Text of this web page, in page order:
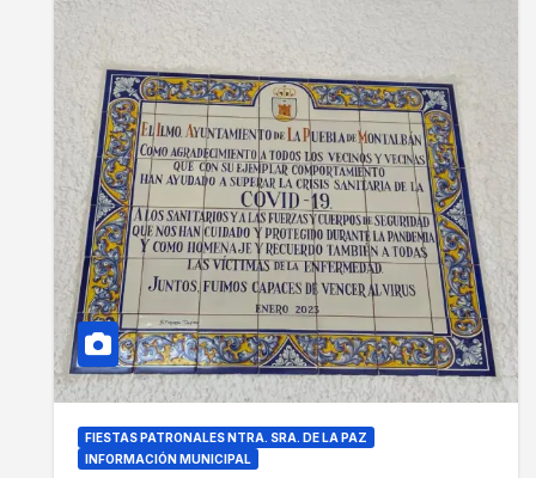
FIESTAS PATRONALES NTRA. SRA. DE LA PAZ
INFORMACIÓN MUNICIPAL